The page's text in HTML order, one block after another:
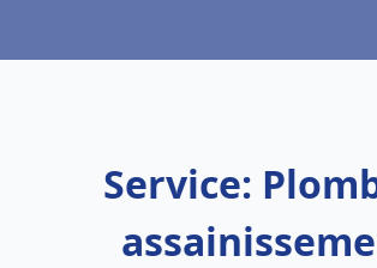
Service: